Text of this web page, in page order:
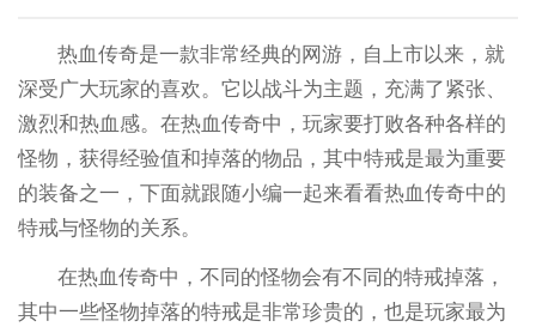
热血传奇是一款非常经典的网游，自上市以来，就
深受广大玩家的喜欢。它以战斗为主题，充满了紧张、
激烈和热血感。在热血传奇中，玩家要打败各种各样的
怪物，获得经验值和掉落的物品，其中特戒是最为重要
的装备之一，下面就跟随小编一起来看看热血传奇中的
特戒与怪物的关系。
在热血传奇中，不同的怪物会有不同的特戒掉落，
其中一些怪物掉落的特戒是非常珍贵的，也是玩家最为